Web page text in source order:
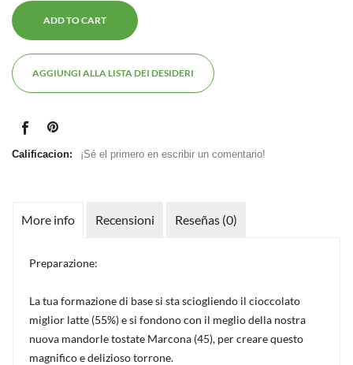
ADD TO CART
AGGIUNGI ALLA LISTA DEI DESIDERI
Calificacion: ¡Sé el primero en escribir un comentario!
More info Recensioni Reseñas (0)
Preparazione:
La tua formazione di base si sta sciogliendo il cioccolato
miglior latte (55%) e si fondono con il meglio della nostra
nuova mandorle tostate Marcona (45), per creare questo
magnifico e delizioso torrone.